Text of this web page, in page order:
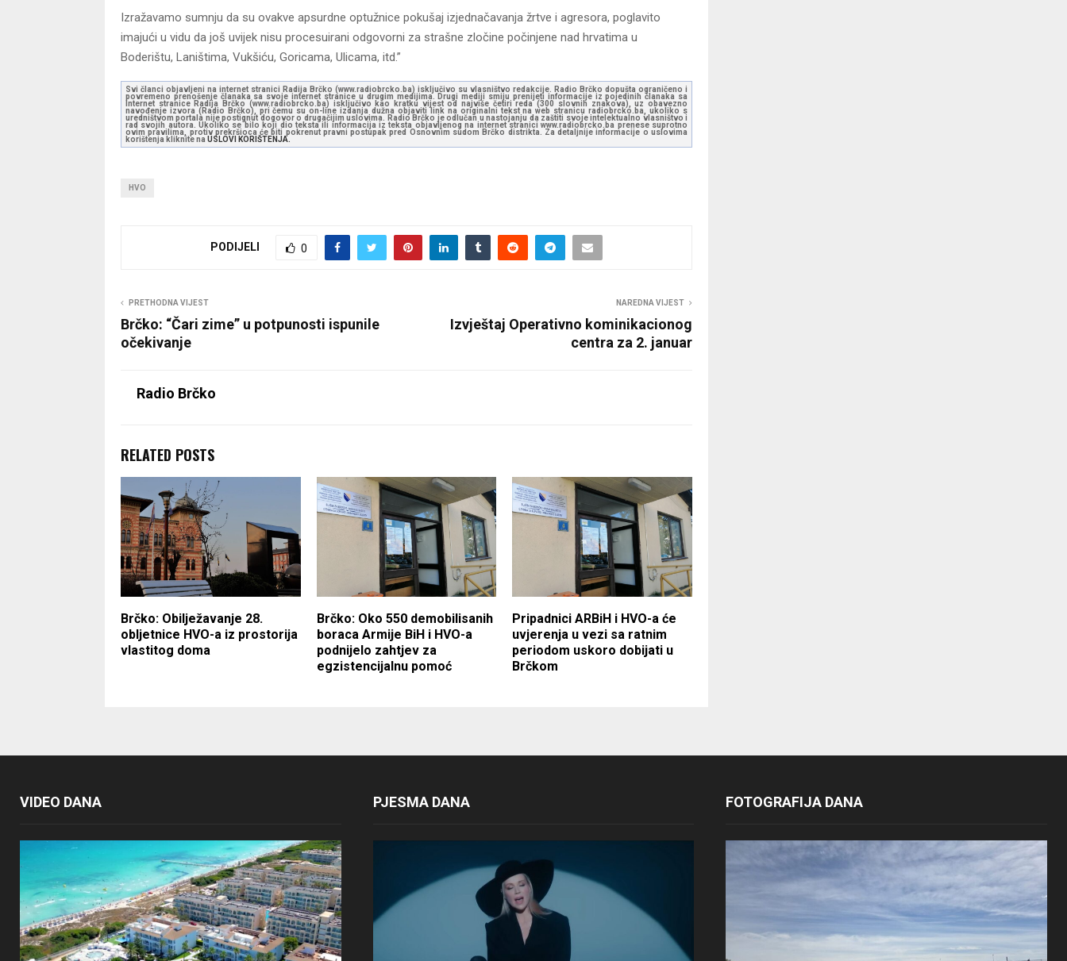
Izražavamo sumnju da su ovakve apsurdne optužnice pokušaj izjednačavanja žrtve i agresora, poglavito
imajući u vidu da još uvijek nisu procesuirani odgovorni za strašne zločine počinjene nad hrvatima u
Boderištu, Laništima, Vukšiću, Goricama, Ulicama, itd.”
Svi članci objavljeni na internet stranici Radija Brčko (www.radiobrcko.ba) isključivo su vlasništvo redakcije. Radio Brčko dopušta ograničeno i
povremeno prenošenje članaka sa svoje internet stranice u drugim medijima. Drugi mediji smiju prenijeti informacije iz pojedinih članaka sa
Internet stranice Radija Brčko (www.radiobrcko.ba) isključivo kao kratku vijest od najviše četiri reda (300 slovnih znakova), uz obavezno
navođenje izvora (Radio Brčko), pri čemu su on-line izdanja dužna objaviti link na originalni tekst na web stranicu radiobrcko.ba, ukoliko s
uredništvom portala nije postignut dogovor o drugačijim uslovima. Radio Brčko je odlučan u nastojanju da zaštiti svoje intelektualno vlasništvo i
rad svojih autora. Ukoliko se bilo koji dio teksta ili informacija iz teksta objavljenog na internet stranici www.radiobrcko.ba prenese suprotno
ovim pravilima, protiv prekršioca će biti pokrenut pravni postupak pred Osnovnim sudom Brčko distrikta. Za detaljnije informacije o uslovima
korištenja kliknite na USLOVI KORIŠTENJA.
HVO
PODIJELI 0
PRETHODNA VIJEST
Brčko: “Čari zime” u potpunosti ispunile
očekivanje
NAREDNA VIJEST
Izvještaj Operativno kominikacionog
centra za 2. januar
Radio Brčko
RELATED POSTS
Brčko: Obilježavanje 28.
obljetnice HVO-a iz prostorija
vlastitog doma
Brčko: Oko 550 demobilisanih
boraca Armije BiH i HVO-a
podnijelo zahtjev za
egzistencijalnu pomoć
Pripadnici ARBiH i HVO-a će
uvjerenja u vezi sa ratnim
periodom uskoro dobijati u
Brčkom
VIDEO DANA PJESMA DANA FOTOGRAFIJA DANA